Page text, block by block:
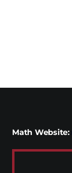
Math Website: